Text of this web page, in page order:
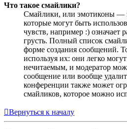
Что такое смайлики?
Смайлики, или эмотиконы —
которые могут быть
чувств, например :) означает
грусть. Полный список
форме создания сообщений.
используя их: они легко
нечитаемым, и модератор
сообщение или вообще
конференции также может
смайликов, которое можно
Вернуться к началу